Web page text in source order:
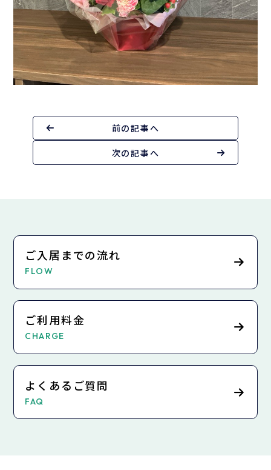
前の記事へ
次の記事へ
ご入居までの流れ
FLOW
ご利用料金
CHARGE
よくあるご質問
FAQ